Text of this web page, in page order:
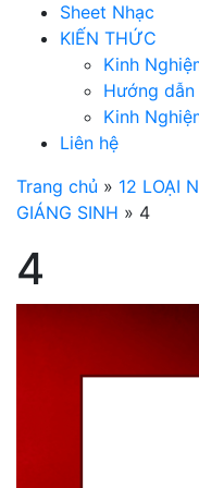
Sheet Nhạc
KIẾN THỨC
Kinh
Hướng
Kinh
Liên hệ
Trang chủ » 12 LOẠI
GIÁNG SINH » 4
4